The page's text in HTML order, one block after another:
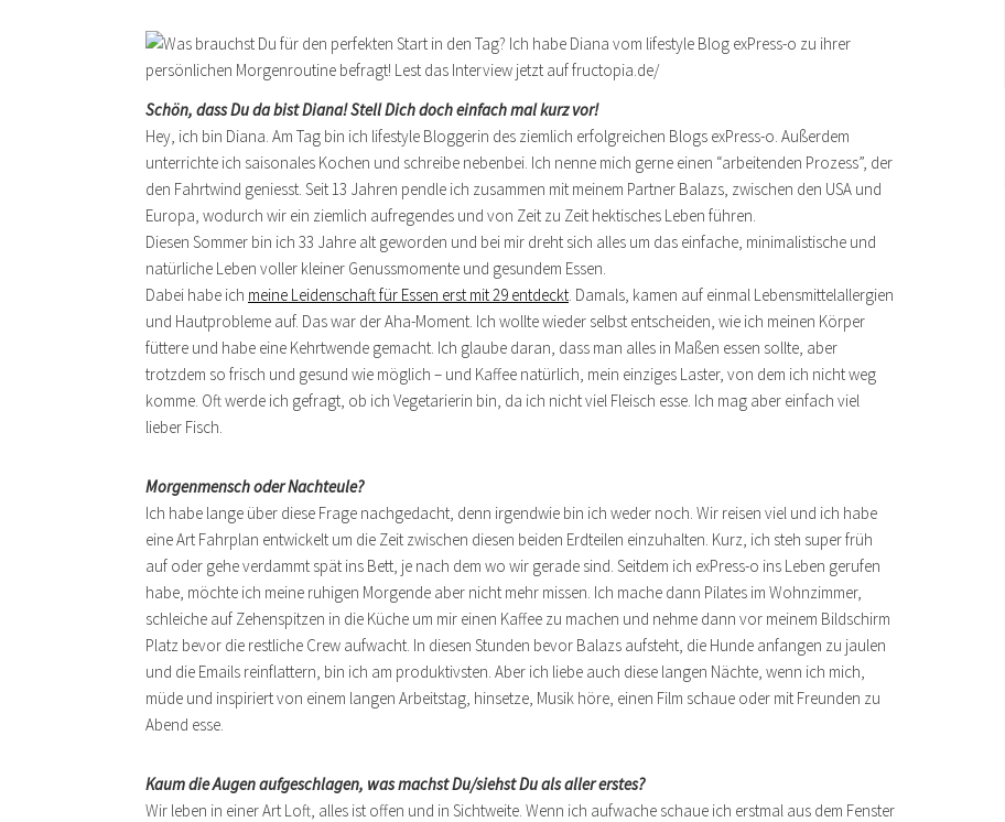
Schön, dass Du da bist Diana! Stell Dich doch einfach mal kurz vor!
Hey, ich bin Diana. Am Tag bin ich lifestyle Bloggerin des ziemlich erfolgreichen Blogs exPress-o. Außerdem
unterrichte ich saisonales Kochen und schreibe nebenbei. Ich nenne mich gerne einen “arbeitenden Prozess”, der
den Fahrtwind geniesst. Seit 13 Jahren pendle ich zusammen mit meinem Partner Balazs, zwischen den USA und
Europa, wodurch wir ein ziemlich aufregendes und von Zeit zu Zeit hektisches Leben führen.
Diesen Sommer bin ich 33 Jahre alt geworden und bei mir dreht sich alles um das einfache, minimalistische und
natürliche Leben voller kleiner Genussmomente und gesundem Essen.
Dabei habe ich meine Leidenschaft für Essen erst mit 29 entdeckt. Damals, kamen auf einmal Lebensmittelallergien
und Hautprobleme auf. Das war der Aha-Moment. Ich wollte wieder selbst entscheiden, wie ich meinen Körper
füttere und habe eine Kehrtwende gemacht. Ich glaube daran, dass man alles in Maßen essen sollte, aber
trotzdem so frisch und gesund wie möglich – und Kaffee natürlich, mein einziges Laster, von dem ich nicht weg
komme. Oft werde ich gefragt, ob ich Vegetarierin bin, da ich nicht viel Fleisch esse. Ich mag aber einfach viel
lieber Fisch.
Morgenmensch oder Nachteule?
Ich habe lange über diese Frage nachgedacht, denn irgendwie bin ich weder noch. Wir reisen viel und ich habe
eine Art Fahrplan entwickelt um die Zeit zwischen diesen beiden Erdteilen einzuhalten. Kurz, ich steh super früh
auf oder gehe verdammt spät ins Bett, je nach dem wo wir gerade sind. Seitdem ich exPress-o ins Leben gerufen
habe, möchte ich meine ruhigen Morgende aber nicht mehr missen. Ich mache dann Pilates im Wohnzimmer,
schleiche auf Zehenspitzen in die Küche um mir einen Kaffee zu machen und nehme dann vor meinem Bildschirm
Platz bevor die restliche Crew aufwacht. In diesen Stunden bevor Balazs aufsteht, die Hunde anfangen zu jaulen
und die Emails reinflattern, bin ich am produktivsten. Aber ich liebe auch diese langen Nächte, wenn ich mich,
müde und inspiriert von einem langen Arbeitstag, hinsetze, Musik höre, einen Film schaue oder mit Freunden zu
Abend esse.
Kaum die Augen aufgeschlagen, was machst Du/siehst Du als aller erstes?
Wir leben in einer Art Loft, alles ist offen und in Sichtweite. Wenn ich aufwache schaue ich erstmal aus dem Fenster